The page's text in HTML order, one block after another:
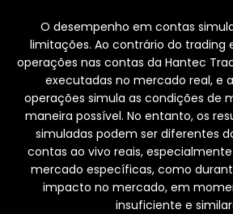
O desempenho em contas
limitações. Ao contrário do trading
operações nas contas da Hantec
executadas no mercado real, e
operações simula as condições de
maneira possível. No entanto, os
simuladas podem ser diferentes
contas ao vivo reais,
mercado específicas, como
impacto no mercado, em
insuficiente e